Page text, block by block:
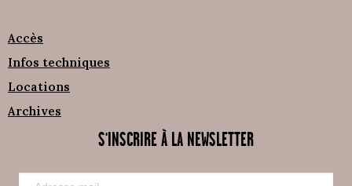
Accès
Infos techniques
Locations
Archives
S'INSCRIRE À LA NEWSLETTER